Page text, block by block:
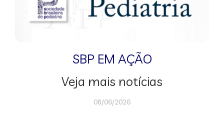
SBP EM AÇÃO
Veja mais notícias
08/06/2026